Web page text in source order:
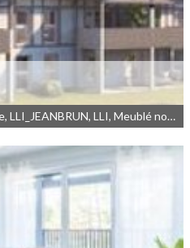
JEANBRUN, Résidence Principale, LLI_JEANBRUN, LLI, Meublé non géré, Droit commun